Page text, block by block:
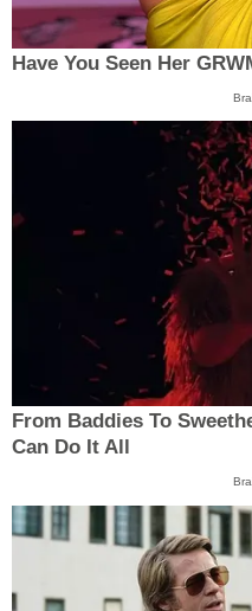
Have You Seen Her
From Baddies To
Can Do It All